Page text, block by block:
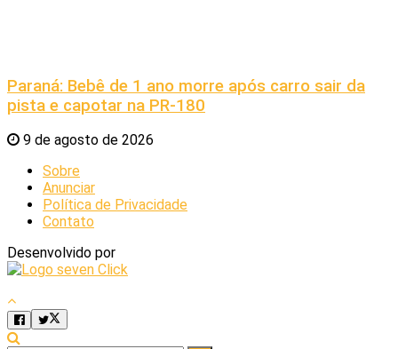
Paraná: Bebê de 1 ano morre após carro sair da
pista e capotar na PR-180
9 de agosto de 2026
Sobre
Anunciar
Política de Privacidade
Contato
Desenvolvido por